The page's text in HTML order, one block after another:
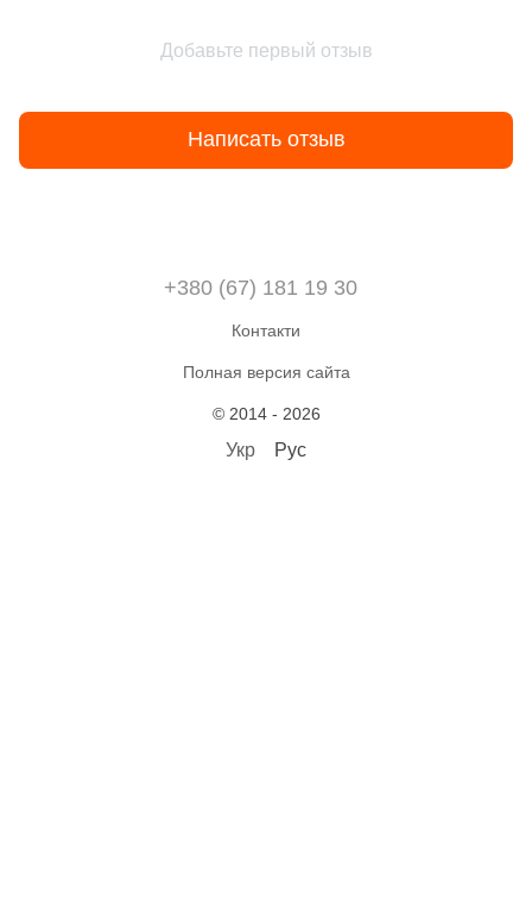
Добавьте первый отзыв
Написать отзыв
+380 (67) 181 19 30
Контакти
Полная версия сайта
© 2014 - 2026
Укр Рус